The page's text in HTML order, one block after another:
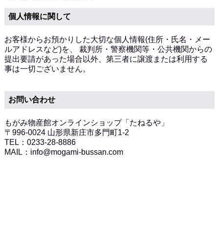
個人情報に関して
お客様からお預かりした大切な個人情報(住所・氏名・メー
ルアドレスなど)を、 裁判所・警察機関等・公共機関からの
提出要請があった場合以外、第三者に譲渡または利用する
事は一切ございません。
お問い合わせ
もがみ物産館オンラインショップ「たねるや」
〒996-0024 山形県新庄市多門町1-2
TEL：0233-28-8886
MAIL：info@mogami-bussan.com